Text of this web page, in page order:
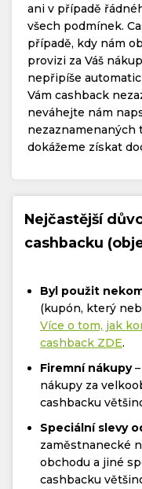
ani v případě
všech podmínek.
případě, kdy nám
provizi za Váš
nepřipíše
Vám cashback
neváhejte nám
nezaznamenaných
dokážeme získat
Nejčastější
cashbacku
Byl použit
(kupón, který
Více o tom, jak
cashback ZDE.
Firemní nákupy–
nákupy za
cashbacku
Speciální slevy
zaměstnanecké
obchodu a jiné
cashbacku